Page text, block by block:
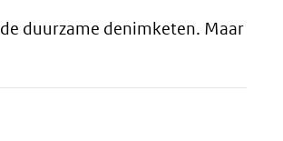
duurzame denimketen. Maar